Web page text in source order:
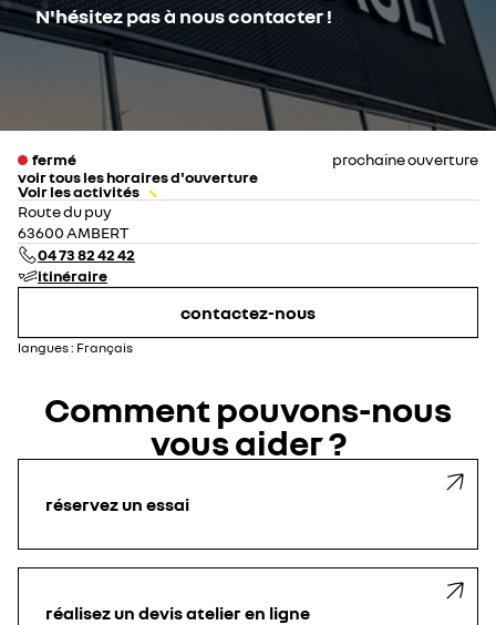
N'hésitez pas à nous contacter !
fermé
prochaine ouverture
voir tous les horaires d'ouverture
lundi
mardi
mercredi
jeudi
vendredi
Voir les activités
Route du puy
63600 AMBERT
04 73 82 42 42
itinéraire
contactez-nous
langues : Français
Comment pouvons-nous
vous aider ?
réservez un essai
réalisez un devis atelier en ligne